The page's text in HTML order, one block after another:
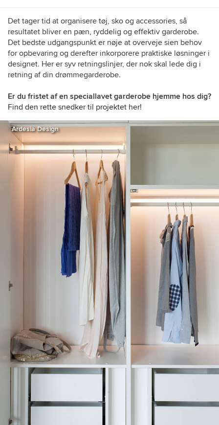
and landscape architecture solutions to public
and private clients.
Det tager tid at organisere tøj, sko og accessories, så
resultatet bliver en pæn, ryddelig og effektiv garderobe.
Det bedste udgangspunkt er nøje at overveje sien behov
for opbevaring og derefter inkorporere praktiske løsninger i
designet. Her er syv retningslinjer, der nok skal lede dig i
retning af din drømmegarderobe.
Er du fristet af en speciallavet garderobe hjemme hos dig?
Find den rette snedker til projektet her!
Ardesia Design